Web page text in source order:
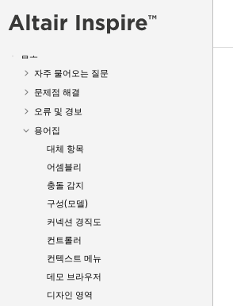
Print3D 및 제조
Inspire Python API
참조
자주 물어오는 질문
문제점 해결
오류 및 경보
용어집
대체 항목
어셈블리
충돌 감지
구성(모델)
커넥션 경직도
컨트롤러
컨텍스트 메뉴
데모 브라우저
디자인 영역